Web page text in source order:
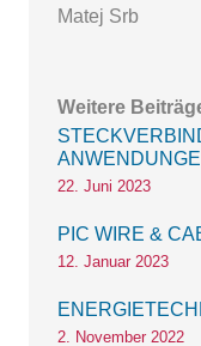
Matej Srb
Weitere
22. Juni 2023
PIC WIRE &
12. Januar 2023
2. November 2022